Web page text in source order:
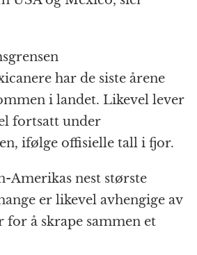
har de siste årene
i landet. Likevel lever
fortsatt under
ifølge offisielle tall i fjor.
Amerikas nest største
er likevel avhengige av
å skrape sammen et